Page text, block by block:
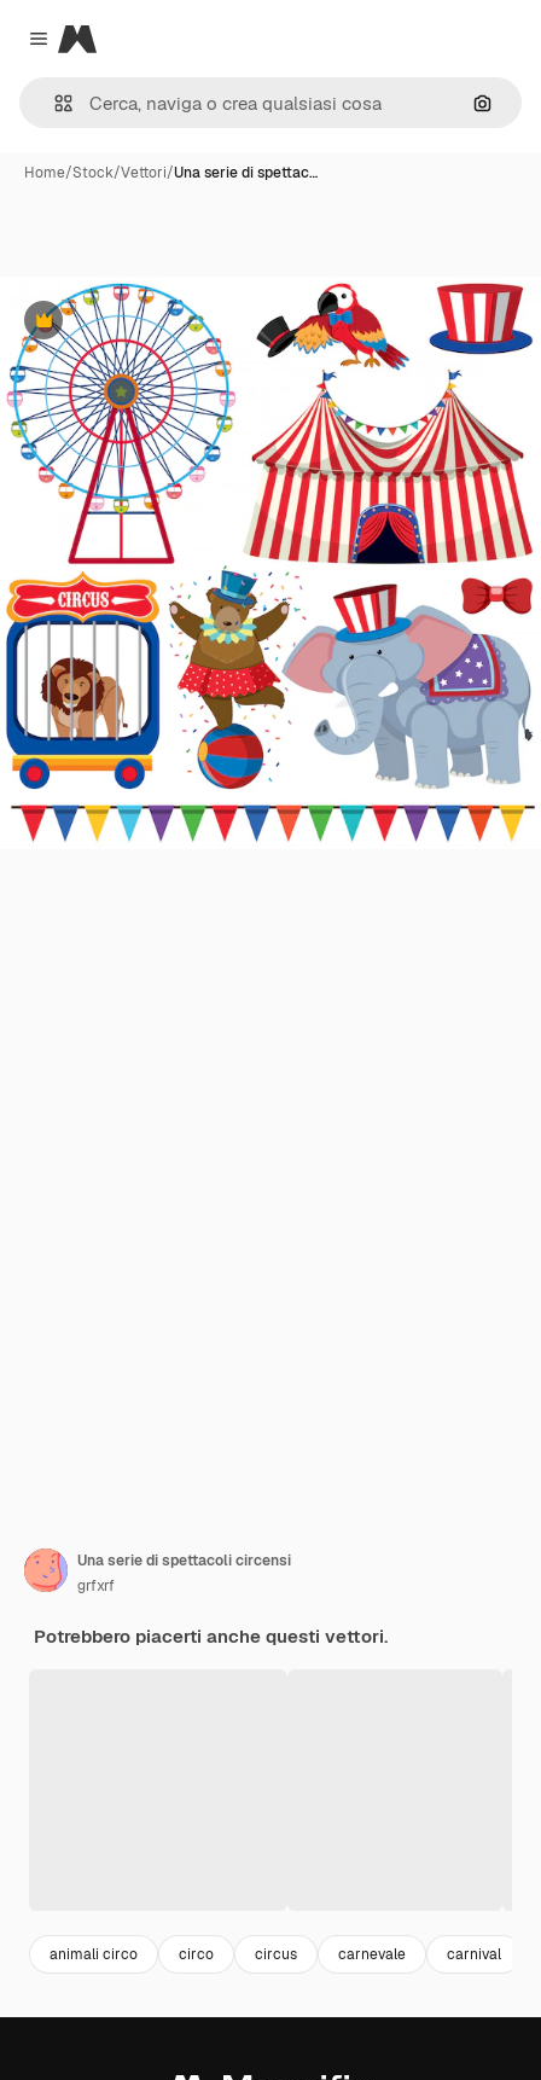
Close menu
Magnific
Cerca
Home/Stock/Vettori/Una serie di spettac…
Premium
Una serie di spettacoli circensi
grfxrf
Potrebbero piacerti anche questi vettori.
animali circo circo circus carnevale carnival